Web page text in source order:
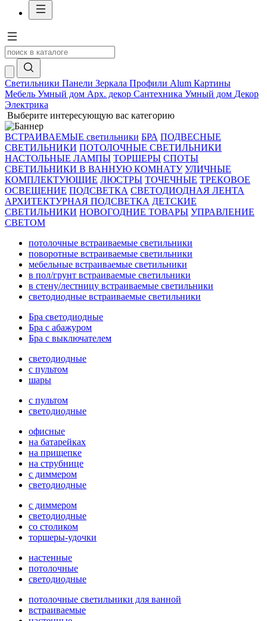
Светильники Панели Зеркала Профили Alum Картины
Мебель Умный дом Арх. декор Сантехника Умный дом Декор
Электрика
Выберите интересующую вас категорию
ВСТРАИВАЕМЫЕ светильники БРА ПОДВЕСНЫЕ
СВЕТИЛЬНИКИ ПОТОЛОЧНЫЕ СВЕТИЛЬНИКИ
НАСТОЛЬНЫЕ ЛАМПЫ ТОРШЕРЫ СПОТЫ
СВЕТИЛЬНИКИ В ВАННУЮ КОМНАТУ УЛИЧНЫЕ
КОМПЛЕКТУЮЩИЕ ЛЮСТРЫ ТОЧЕЧНЫЕ ТРЕКОВОЕ
ОСВЕЩЕНИЕ ПОДСВЕТКА СВЕТОДИОДНАЯ ЛЕНТА
АРХИТЕКТУРНАЯ ПОДСВЕТКА ДЕТСКИЕ
СВЕТИЛЬНИКИ НОВОГОДНИЕ ТОВАРЫ УПРАВЛЕНИЕ
СВЕТОМ
потолочные встраиваемые светильники
поворотные встраиваемые светильники
мебельные встраиваемые светильники
в пол/грунт встраиваемые светильники
в стену/лестницу встраиваемые светильники
светодиодные встраиваемые светильники
Бра светодиодные
Бра с абажуром
Бра с выключателем
светодиодные
с пультом
шары
с пультом
светодиодные
офисные
на батарейках
на прищепке
на струбнице
с диммером
светодиодные
с диммером
светодиодные
со столиком
торшеры-удочки
настенные
потолочные
светодиодные
потолочные светильники для ванной
встраиваемые